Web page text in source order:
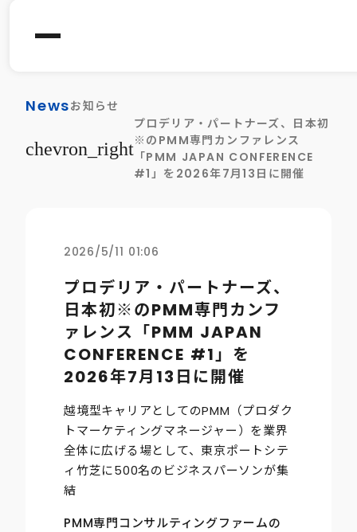
Newsお知らせ
chevron_right
プロデリア・パートナーズ、日本初
※のPMM専門カンファレンス
「PMM JAPAN CONFERENCE
#1」を2026年7月13日に開催
2026/5/11 01:06
プロデリア・パートナーズ、
日本初※のPMM専門カンフ
ァレンス「PMM JAPAN
CONFERENCE #1」を
2026年7月13日に開催
越境型キャリアとしてのPMM（プロダク
トマーケティングマネージャー）を業界
全体に広げる場として、東京ポートシテ
ィ竹芝に500名のビジネスパーソンが集
結
PMM専門コンサルティングファームの